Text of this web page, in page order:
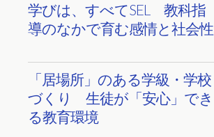
学びは、すべてSEL 教科指
導のなかで育む感情と社会性
「居場所」のある学級・学校
づくり 生徒が「安心」でき
る教育環境